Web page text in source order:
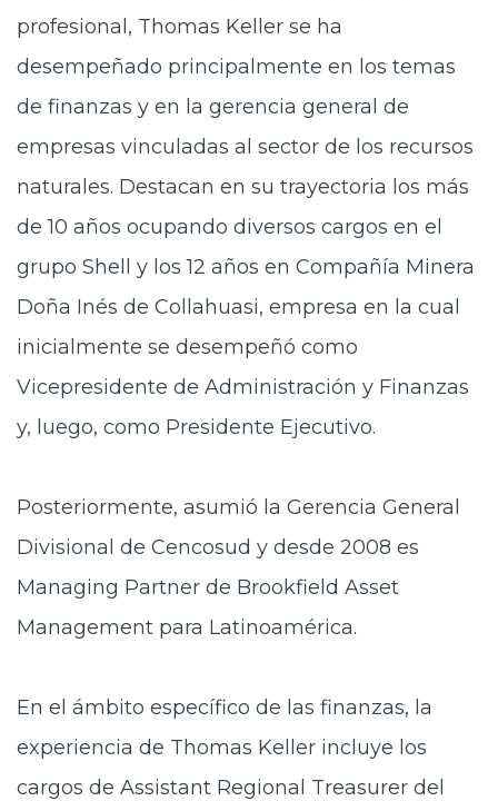
profesional, Thomas Keller se ha
desempeñado principalmente en los temas
de finanzas y en la gerencia general de
empresas vinculadas al sector de los recursos
naturales. Destacan en su trayectoria los más
de 10 años ocupando diversos cargos en el
grupo Shell y los 12 años en Compañía Minera
Doña Inés de Collahuasi, empresa en la cual
inicialmente se desempeñó como
Vicepresidente de Administración y Finanzas
y, luego, como Presidente Ejecutivo.
Posteriormente, asumió la Gerencia General
Divisional de Cencosud y desde 2008 es
Managing Partner de Brookfield Asset
Management para Latinoamérica.
En el ámbito específico de las finanzas, la
experiencia de Thomas Keller incluye los
cargos de Assistant Regional Treasurer del